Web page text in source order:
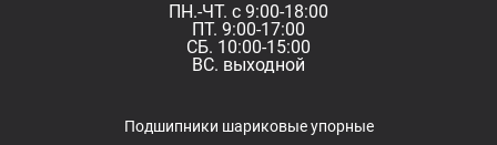
ПН.-ЧТ. с 9:00-18:00
ПТ. 9:00-17:00
СБ. 10:00-15:00
ВС. выходной
Подшипники шариковые упорные